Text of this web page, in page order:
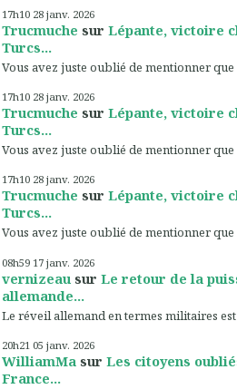
17h10 28 janv. 2026
Trucmuche sur Lépante, victoire
Turcs...
Vous avez juste oublié de mentionner que
17h10 28 janv. 2026
Trucmuche sur Lépante, victoire
Turcs...
Vous avez juste oublié de mentionner que
17h10 28 janv. 2026
Trucmuche sur Lépante, victoire
Turcs...
Vous avez juste oublié de mentionner que
08h59 17 janv. 2026
vernizeau sur Le retour de la
allemande...
Le réveil allemand en termes militaires
20h21 05 janv. 2026
WilliamMa sur Les citoyens
France...